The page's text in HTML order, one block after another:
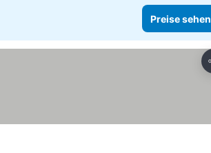
Preise sehen